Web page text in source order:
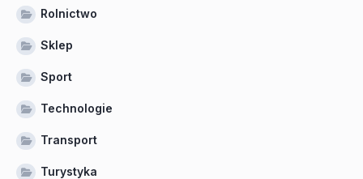
Rolnictwo
Sklep
Sport
Technologie
Transport
Turystyka